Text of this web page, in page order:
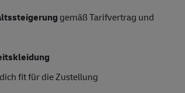
gemäß Tarifvertrag und
fit für die Zustellung